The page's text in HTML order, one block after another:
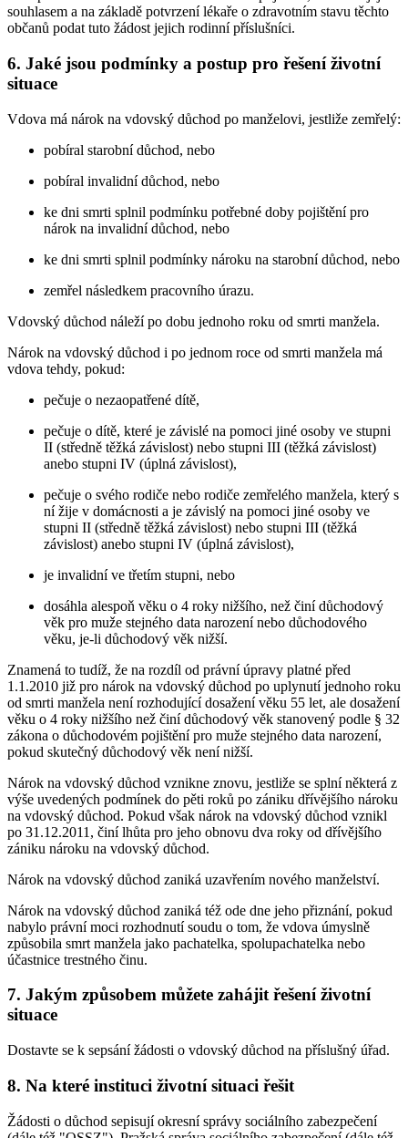
souhlasem a na základě potvrzení lékaře o zdravotním stavu těchto
občanů podat tuto žádost jejich rodinní příslušníci.
6. Jaké jsou podmínky a postup pro řešení životní
situace
Vdova má nárok na vdovský důchod po manželovi, jestliže zemřelý:
pobíral starobní důchod, nebo
pobíral invalidní důchod, nebo
ke dni smrti splnil podmínku potřebné doby pojištění pro
nárok na invalidní důchod, nebo
ke dni smrti splnil podmínky nároku na starobní důchod, nebo
zemřel následkem pracovního úrazu.
Vdovský důchod náleží po dobu jednoho roku od smrti manžela.
Nárok na vdovský důchod i po jednom roce od smrti manžela má
vdova tehdy, pokud:
pečuje o nezaopatřené dítě,
pečuje o dítě, které je závislé na pomoci jiné osoby ve stupni
II (středně těžká závislost) nebo stupni III (těžká závislost)
anebo stupni IV (úplná závislost),
pečuje o svého rodiče nebo rodiče zemřelého manžela, který s
ní žije v domácnosti a je závislý na pomoci jiné osoby ve
stupni II (středně těžká závislost) nebo stupni III (těžká
závislost) anebo stupni IV (úplná závislost),
je invalidní ve třetím stupni, nebo
dosáhla alespoň věku o 4 roky nižšího, než činí důchodový
věk pro muže stejného data narození nebo důchodového
věku, je-li důchodový věk nižší.
Znamená to tudíž, že na rozdíl od právní úpravy platné před
1.1.2010 již pro nárok na vdovský důchod po uplynutí jednoho roku
od smrti manžela není rozhodující dosažení věku 55 let, ale dosažení
věku o 4 roky nižšího než činí důchodový věk stanovený podle § 32
zákona o důchodovém pojištění pro muže stejného data narození,
pokud skutečný důchodový věk není nižší.
Nárok na vdovský důchod vznikne znovu, jestliže se splní některá z
výše uvedených podmínek do pěti roků po zániku dřívějšího nároku
na vdovský důchod. Pokud však nárok na vdovský důchod vznikl
po 31.12.2011, činí lhůta pro jeho obnovu dva roky od dřívějšího
zániku nároku na vdovský důchod.
Nárok na vdovský důchod zaniká uzavřením nového manželství.
Nárok na vdovský důchod zaniká též ode dne jeho přiznání, pokud
nabylo právní moci rozhodnutí soudu o tom, že vdova úmyslně
způsobila smrt manžela jako pachatelka, spolupachatelka nebo
účastnice trestného činu.
7. Jakým způsobem můžete zahájit řešení životní
situace
Dostavte se k sepsání žádosti o vdovský důchod na příslušný úřad.
8. Na které instituci životní situaci řešit
Žádosti o důchod sepisují okresní správy sociálního zabezpečení